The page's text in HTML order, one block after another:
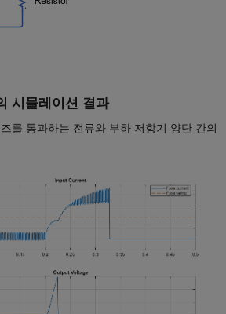
시뮬레이션 결과
를 통과하는 전류와 부하 저항기 양단 간의